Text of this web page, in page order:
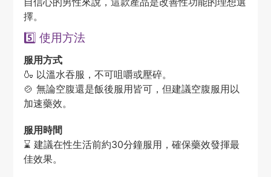
擇。
5️⃣ 使用方法
服用方式
🍶 以溫水吞服，不可咀嚼或壓碎。
🍲 無論空腹還是飯後服用皆可，但建議空腹服用以
加速藥效。
服用時間
⌛ 建議在性生活前約30分鐘服用，確保藥效發揮最
佳效果。